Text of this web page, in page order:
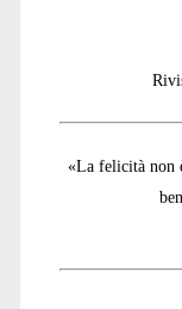
«La felicità non